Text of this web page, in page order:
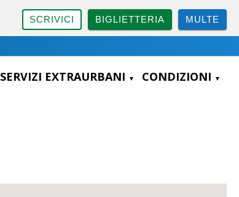
SCRIVICI BIGLIETTERIA MULTE
SERVIZI EXTRAURBANI CONDIZIONI